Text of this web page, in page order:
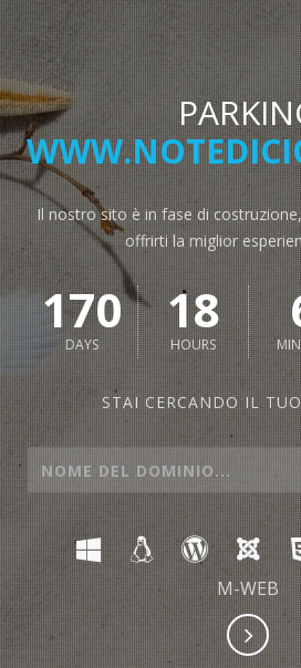
Il nostro sito è in fase di
offrirti la miglior
170
DAYS
18
HOURS
STAI CERCANDO IL
M-WEB